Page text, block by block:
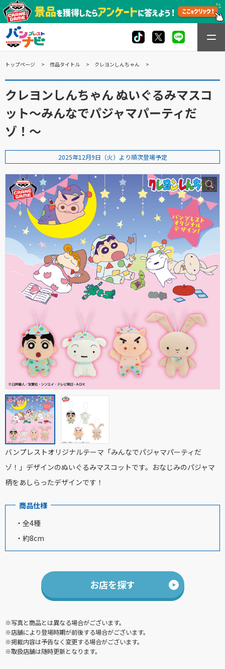
トップページ 作品タイトル クレヨンしんちゃん
クレヨンしんちゃん ぬいぐるみマスコ
ット～みんなでパジャマパーティだ
ゾ！～
2025年12月9日（火）より順次登場予定
バンプレストオリジナルテーマ「みんなでパジャマパーティだ
ゾ！」デザインのぬいぐるみマスコットです。おなじみのパジャマ
柄をあしらったデザインです！
商品仕様
・全4種
・約8cm
お店を探す
※写真と商品とは異なる場合がございます。
※店舗により登場時期が前後する場合がございます。
※掲載内容は予告なく変更する場合がございます。
※取扱店舗は随時更新となります。